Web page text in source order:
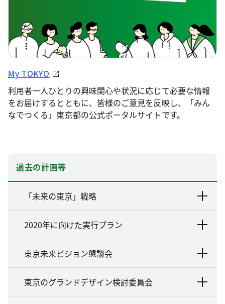
My TOKYO
利用者一人ひとりの興味関心や状況に応じて必要な情報
をお届けするとともに、皆様のご意見を反映し、「みん
なでつくる」東京都の公式ポータルサイトです。
過去の計画等
「未来の東京」戦略
2020年に向けた実行プラン
東京未来ビジョン懇談会
東京のグランドデザイン検討委員会